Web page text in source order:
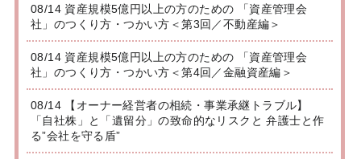
08/14 資産規模5億円以上の方のための 「資産管理会
社」のつくり方・つかい方＜第3回／不動産編＞
08/14 資産規模5億円以上の方のための 「資産管理会
社」のつくり方・つかい方＜第4回／金融資産編＞
08/14 【オーナー経営者の相続・事業承継トラブル】
「自社株」と「遺留分」の致命的なリスクと 弁護士と作
る”会社を守る盾”